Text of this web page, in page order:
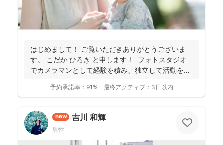
はじめまして！ ご覧いただきありがとうございま
す。 こだか ひろき と申します！ フォトスタジオ
でカメラマンとして経験を積み、独立して活動を始
予約承諾率： 91% 最終アクティブ： 3日以内
new 吉川 和輝
男性